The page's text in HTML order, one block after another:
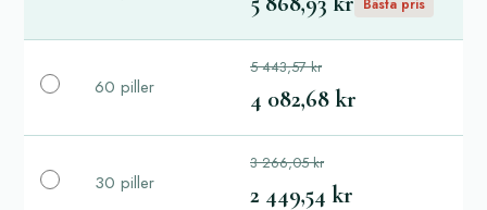
60 piller
5 443,57 kr
4 082,68 kr
30 piller
3 266,05 kr
2 449,54 kr